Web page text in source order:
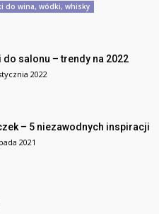
do wina, wódki, whisky
do salonu – trendy na 2022
2022
– 5 niezawodnych inspiracji
2021